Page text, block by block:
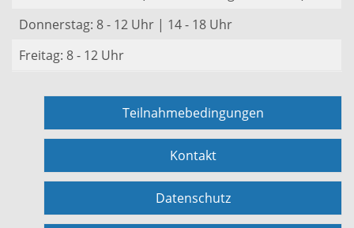
Donnerstag: 8 - 12 Uhr | 14 - 18 Uhr
Freitag: 8 - 12 Uhr
Teilnahmebedingungen
Kontakt
Datenschutz